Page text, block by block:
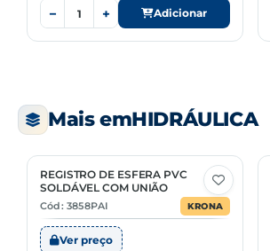
− + Adicionar
Mais emHIDRÁULICA
3 Opções
REGISTRO DE ESFERA PVC
SOLDÁVEL COM UNIÃO
Cód: 3858PAI KRONA
Ver preço